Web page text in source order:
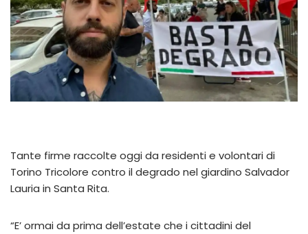
Tante firme raccolte oggi da residenti e volontari di
Torino Tricolore contro il degrado nel giardino Salvador
Lauria in Santa Rita.
“E’ ormai da prima dell’estate che i cittadini del